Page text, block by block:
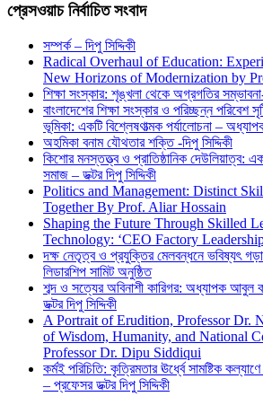
প্রেসওয়াচ নির্বাচিত সংবাদ
সম্পর্ক – দিপু সিদ্দিকী
Radical Overhaul of Education:
New Horizons of Modernization by
শিক্ষা সংস্কার: শৃঙ্খলা থেকে অগ্রগতির
বাংলাদেশের শিক্ষা সংস্কার ও পরিচ্ছন্ন পরিবেশ
ভূমিকা: একটি বিশ্লেষণাত্মক পর্যালোচনা – অধ্যাপক
অহমিকা বনাম যৌথতার শক্তি -দিপু সিদ্দিকী
কিশোর মনস্তত্ত্ব ও প্রাতিষ্ঠানিক দেউলিয়াত্ব:
সমাজ – ডক্টর দিপু সিদ্দিকী
Politics and Management: Distinct
Together By Prof. Aliar Hossain
Shaping the Future Through Skilled
Technology: ‘CEO Factory
দক্ষ নেতৃত্ব ও প্রযুক্তির মেলবন্ধনে ভবিষ্যৎ
লিডারশিপ সামিট অনুষ্ঠিত
শব্দ ও সত্যের অবিনাশী কারিগর: অধ্যাপক
ডক্টর দিপু সিদ্দিকী
A Portrait of Erudition, Professor Dr.
of Wisdom, Humanity, and National
Professor Dr. Dipu Siddiqui
কর্মই পরিচিতি: কৃত্রিমতার ঊর্ধ্বে সামষ্টিক কল্যাণে
– প্রফেসর ডক্টর দিপু সিদ্দিকী